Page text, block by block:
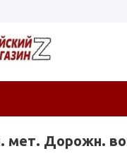
мет. Дорожн.